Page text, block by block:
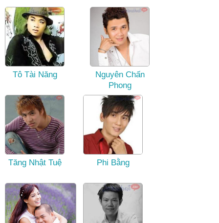
Tô Tài Năng
Nguyên Chấn
Phong
Tăng Nhật Tuệ Phi Bằng